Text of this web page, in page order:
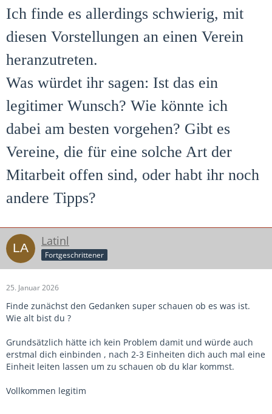
Ich finde es allerdings schwierig, mit
diesen Vorstellungen an einen Verein
heranzutreten.
Was würdet ihr sagen: Ist das ein
legitimer Wunsch? Wie könnte ich
dabei am besten vorgehen? Gibt es
Vereine, die für eine solche Art der
Mitarbeit offen sind, oder habt ihr noch
andere Tipps?
Latinl
Fortgeschrittener
25. Januar 2026
Finde zunächst den Gedanken super schauen ob es was ist.
Wie alt bist du ?
Grundsätzlich hätte ich kein Problem damit und würde auch
erstmal dich einbinden , nach 2-3 Einheiten dich auch mal eine
Einheit leiten lassen um zu schauen ob du klar kommst.
Vollkommen legitim